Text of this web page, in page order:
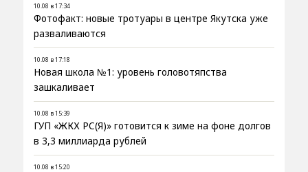
10.08 в 17:34
Фотофакт: новые тротуары в центре Якутска уже
разваливаются
10.08 в 17:18
Новая школа №1: уровень головотяпства
зашкаливает
10.08 в 15:39
ГУП «ЖКХ РС(Я)» готовится к зиме на фоне долгов
в 3,3 миллиарда рублей
10.08 в 15:20